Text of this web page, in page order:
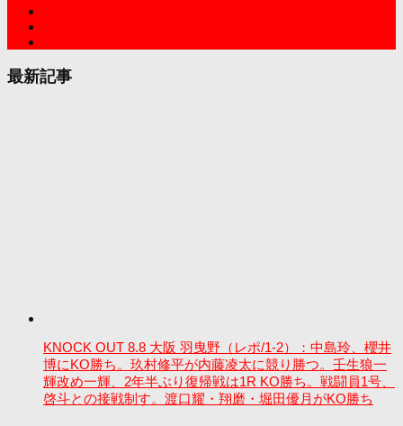
最新記事
KNOCK OUT 8.8 大阪 羽曳野（レポ/1-2）：中島玲、櫻井
博にKO勝ち。玖村修平が内藤凌太に競り勝つ。壬生狼一
輝改め一輝、2年半ぶり復帰戦は1R KO勝ち。戦闘員1号、
啓斗との接戦制す。渡口耀・翔磨・堀田優月がKO勝ち